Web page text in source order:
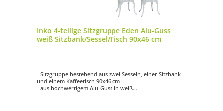
Inko 4-teilige Sitzgruppe Eden Alu-Guss
weiß Sitzbank/Sessel/Tisch 90x46 cm
- Sitzgruppe bestehend aus zwei Sesseln, einer Sitzbank
und einem Kaffeetisch 90x46 cm
- aus hochwertigem Alu-Guss in weiß